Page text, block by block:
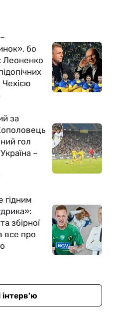
бо
Леоненко
Чехією
за
гол
–
гідним
збірної
все про
інтерв'ю